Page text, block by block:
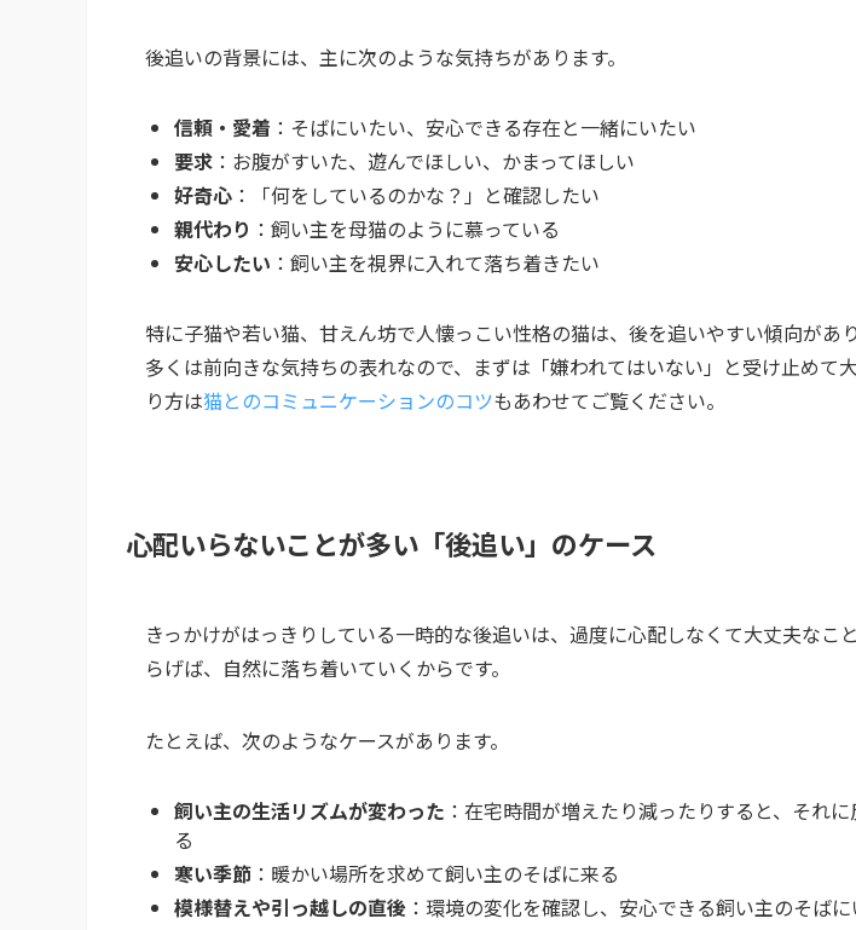
後追いの背景には、主に次のような気持ちがあります。
信頼・愛着 ：そばにいたい、安心できる存在と一緒にいたい
要求 ：お腹がすいた、遊んでほしい、かまってほしい
好奇心 ：「何をしているのかな？」と確認したい
親代わり ：飼い主を母猫のように慕っている
安心したい ：飼い主を視界に入れて落ち着きたい
特に子猫や若い猫、甘えん坊で人懐っこい性格の猫は、後を追いやすい傾向があ
多くは前向きな気持ちの表れなので、まずは「嫌われてはいない」と受け止めて
り方は猫とのコミュニケーションのコツもあわせてご覧ください。
心配いらないことが多い「後追い」のケース
きっかけがはっきりしている一時的な後追いは、過度に心配しなくて大丈夫なこ
らげば、自然に落ち着いていくからです。
たとえば、次のようなケースがあります。
飼い主の生活リズムが変わった ：在宅時間が増えたり減ったりすると、それ
る
寒い季節 ：暖かい場所を求めて飼い主のそばに来る
模様替えや引っ越しの直後 ：環境の変化を確認し、安心できる飼い主のそば